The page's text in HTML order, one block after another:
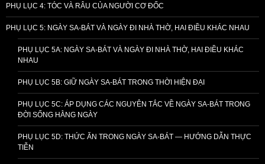
PHỤ LỤC 4: TÓC VÀ RÂU CỦA NGƯỜI CƠ ĐỐC
PHỤ LỤC 5: NGÀY SA-BÁT VÀ NGÀY ĐI NHÀ THỜ, HAI ĐIỀU KHÁC NHAU
PHỤ LỤC 5A: NGÀY SA-BÁT VÀ NGÀY ĐI NHÀ THỜ, HAI ĐIỀU KHÁC
NHAU
PHỤ LỤC 5B: GIỮ NGÀY SA-BÁT TRONG THỜI HIỆN ĐẠI
PHỤ LỤC 5C: ÁP DỤNG CÁC NGUYÊN TẮC VỀ NGÀY SA-BÁT TRONG
ĐỜI SỐNG HẰNG NGÀY
PHỤ LỤC 5D: THỨC ĂN TRONG NGÀY SA-BÁT — HƯỚNG DẪN THỰC
TIỄN